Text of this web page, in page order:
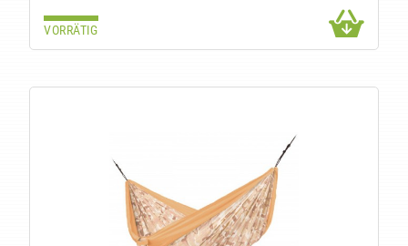
VORRÄTIG